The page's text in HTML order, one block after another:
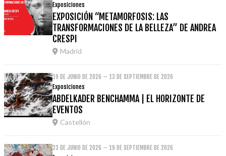
Exposiciones
EXPOSICIÓN “METAMORFOSIS: LAS
TRANSFORMACIONES DE LA BELLEZA” DE ANDREA
CRESPI
Madrid
19 DE JUNIO DE 2026 – 13 DE SEPTIEMBRE DE 2026
Exposiciones
ABDELKADER BENCHAMMA | EL HORIZONTE DE
EVENTOS
Castellón
23 DE JUNIO DE 2026 – 19 DE SEPTIEMBRE DE 2026